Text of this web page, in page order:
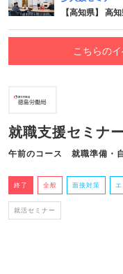
【高知県】 高
こちらの
就職支援セミナ
午前のコース 就職準備・
終了 全般 面接対策
就活セミナー